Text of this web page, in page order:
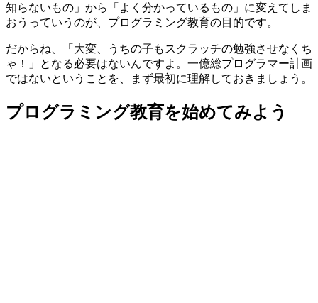
知らないもの」から「よく分かっているもの」に変えてしま
おうっていうのが、プログラミング教育の目的です。
だからね、「大変、うちの子もスクラッチの勉強させなくち
ゃ！」となる必要はないんですよ。一億総プログラマー計画
ではないということを、まず最初に理解しておきましょう。
プログラミング教育を始めてみよう